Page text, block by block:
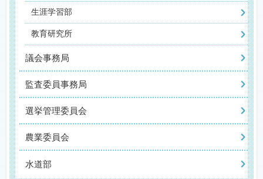
生涯学習部
教育研究所
議会事務局
監査委員事務局
選挙管理委員会
農業委員会
水道部